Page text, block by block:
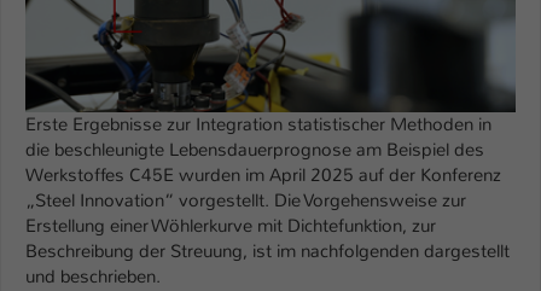
Erste Ergebnisse zur Integration statistischer Methoden in
die beschleunigte Lebensdauerprognose am Beispiel des
Werkstoffes C45E wurden im April 2025 auf der Konferenz
„Steel Innovation“ vorgestellt. Die Vorgehensweise zur
Erstellung einer Wöhlerkurve mit Dichtefunktion, zur
Beschreibung der Streuung, ist im nachfolgenden dargestellt
und beschrieben.